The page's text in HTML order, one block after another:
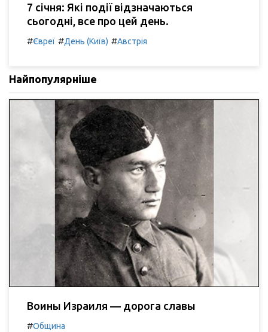
7 січня: Які події відзначаються
сьогодні, все про цей день.
#Євреї #День (Київ) #Австрія
Найпопулярніше
Воины Израиля — дорога славы
#Община